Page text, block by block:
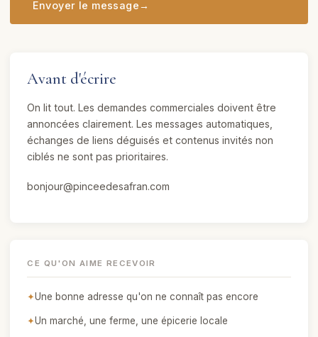
Envoyer le message→
Avant d'écrire
On lit tout. Les demandes commerciales doivent être
annoncées clairement. Les messages automatiques,
échanges de liens déguisés et contenus invités non
ciblés ne sont pas prioritaires.
bonjour@pinceedesafran.com
CE QU'ON AIME RECEVOIR
✦Une bonne adresse qu'on ne connaît pas encore
✦Un marché, une ferme, une épicerie locale